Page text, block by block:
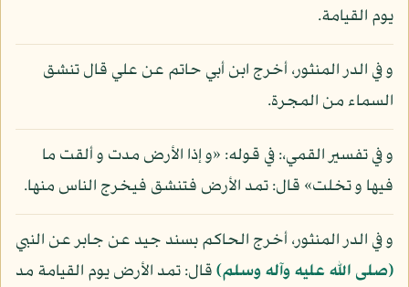
يوم القيامة.
و في الدر المنثور، أخرج ابن أبي حاتم عن علي قال تنشق
السماء من المجرة.
و في تفسير القمي،: في قوله: «و إذا الأرض مدت و ألقت ما
فيها و تخلت» قال: تمد الأرض فتنشق فيخرج الناس منها.
و في الدر المنثور، أخرج الحاكم بسند جيد عن جابر عن النبي
(صلى الله عليه وآله وسلم)قال: تمد الأرض يوم القيامة مد